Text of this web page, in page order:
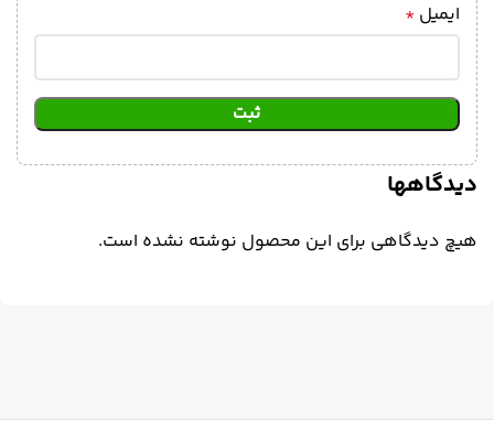
دیدگاهها
هیچ دیدگاهی برای این محصول نوشته نشده است.
ایمیل *